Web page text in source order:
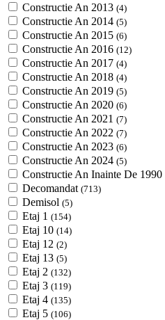
Constructie An 2013 (4)
Constructie An 2014 (5)
Constructie An 2015 (6)
Constructie An 2016 (12)
Constructie An 2017 (4)
Constructie An 2018 (4)
Constructie An 2019 (5)
Constructie An 2020 (6)
Constructie An 2021 (7)
Constructie An 2022 (7)
Constructie An 2023 (6)
Constructie An 2024 (5)
Constructie An Inainte De 1990
Decomandat (713)
Demisol (5)
Etaj 1 (154)
Etaj 10 (14)
Etaj 12 (2)
Etaj 13 (5)
Etaj 2 (132)
Etaj 3 (119)
Etaj 4 (135)
Etaj 5 (106)